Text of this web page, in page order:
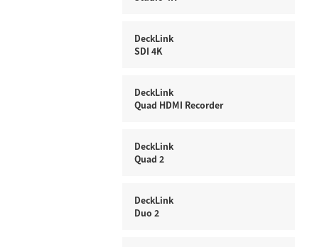
DeckLink
SDI 4K
DeckLink
Quad HDMI Recorder
DeckLink
Quad 2
DeckLink
Duo 2